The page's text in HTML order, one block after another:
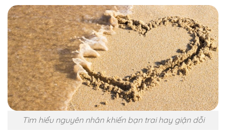
Tìm hiểu nguyên nhân khiến bạn trai hay giận dỗi